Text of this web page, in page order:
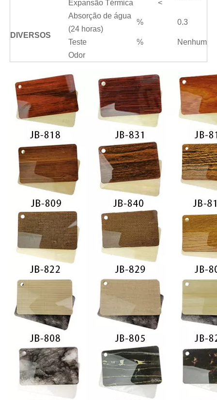
Expansão Térmica
<
DIVERSOS
Absorção de água
(24 horas)
% 0.3
Teste %
Nenhum
Odor